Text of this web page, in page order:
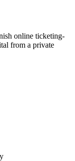
online ticketing-
from a private